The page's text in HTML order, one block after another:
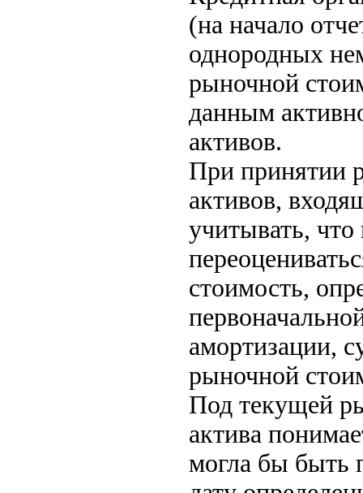
(на начало
однородных
рыночной
данным
активов.
При принятии
активов,
учитывать,
стоимость,
амортизации,
рыночной
Под текущей
актива
могла бы быть